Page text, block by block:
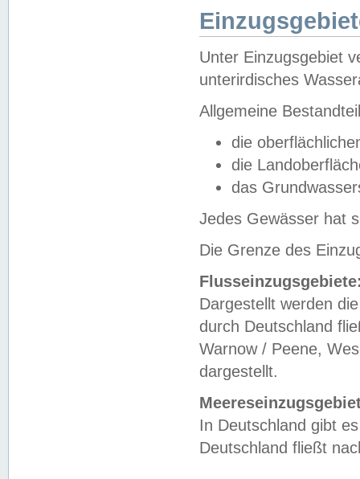
Unter Einzugsgebiet
unterirdisches
Allgemeine
die
die
das
Jedes Gewässer hat
Die Grenze des
Dargestellt werden
durch Deutschland
Warnow / Peene,
dargestellt.
In Deutschland gibt
Deutschland fließt